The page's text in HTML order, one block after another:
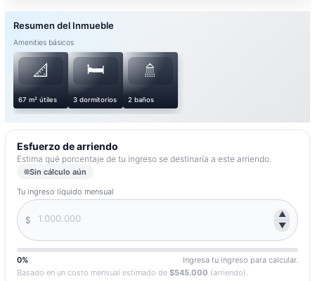
Amplio living comedor
Cocina amoblada y equipada
Amplio balcón
***INCLUYE 1 ESTACIONAMIENTO
SUBTERRÁNEO***
***INCLUYE 1 BODEGA***
Comodidades del edificio:
Quincho
Lavandería
Gimnasio
Piscina
Sala de eventos
Amenities básicos
📐
67 m² útiles
🛏️
3 dormitorios
🚿
2 baños
Esfuerzo de arriendo
Estima qué porcentaje de tu ingreso se destinaría a este arriendo.
Sin cálculo aún
Tu ingreso líquido mensual
$
▲
▼
0%
Ingresa tu ingreso para calcular.
Basado en un costo mensual estimado de $545.000 (arriendo).